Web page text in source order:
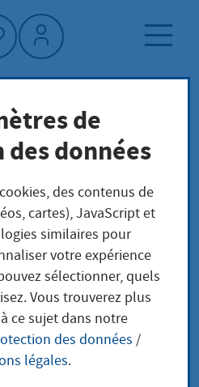
un service
de
données
des contenus de
cartes), JavaScript et
similaires pour
votre expérience
sélectionner, quels
Vous trouverez plus
ce sujet dans notre
des données /
légales.